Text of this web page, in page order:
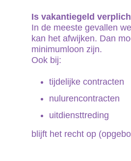
Is vakantiegeld
In de meeste gevallen
kan het afwijken. Dan
minimumloon zijn.
Ook bij:
tijdelijke contracten
nulurencontracten
uitdiensttreding
blijft het recht op